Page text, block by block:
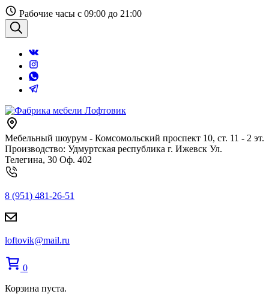
Перейти
к
содержанию
Рабочие часы с 09:00 до 21:00
Поиск
Мебельный шоурум - Комсомольский проспект 10, ст. 11 - 2 эт.
Производство: Удмуртская республика г. Ижевск Ул.
Телегина, 30 Оф. 402
8 (951) 481-26-51
loftovik@mail.ru
0
Корзина пуста.